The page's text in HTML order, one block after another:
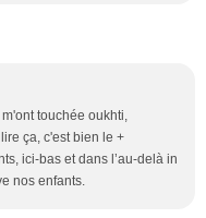
touchée oukhti,
ça, c'est bien le +
ici-bas et dans l’au-delà in
nos enfants.